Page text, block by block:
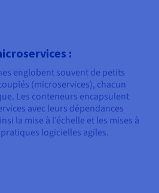
:
englobent souvent de petits
(microservices), chacun
Les conteneurs encapsulent
avec leurs dépendances
la mise à l’échelle et les mises à
logicielles agiles.